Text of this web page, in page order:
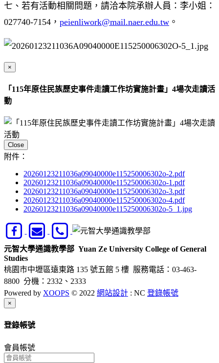
七、若有活動相關問題，請洽本院承辦人員：李小姐：
027740-7154， peienliwork@mail.naer.edu.tw 。
×
「115年原住民族歷史事件走讀工作坊實施計畫」4場次走讀活
動
Close
附件：
20260123211036a09040000e115250006302o-2.pdf
20260123211036a09040000e115250006302o-1.pdf
20260123211036a09040000e115250006302o-3.pdf
20260123211036a09040000e115250006302o-4.pdf
20260123211036a09040000e115250006302o-5_1.jpg
元智大學通識教學部 Yuan Ze University College of General
Studies
桃園市中壢區遠東路 135 號五館 5 樓 服務電話：03-463-
8800 分機：2332、2333
Powered by XOOPS © 2022 網站設計 : NC 登錄帳號
×
登錄帳號
會員帳號